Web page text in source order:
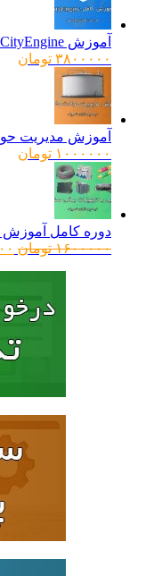
آموزش CityEngine از سطح مقدماتی تا پیشرفته
۳۸۰۰۰۰۰ تومان
آموزش مدیریت
۱۰۰۰۰۰۰ تومان
دوره کامل آموزش
۱۶۰۰۰۰۰ تومانقیمت
بود.